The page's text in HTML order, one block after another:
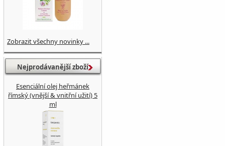
Zobrazit všechny novinky ...
Nejprodávanější zboží
Esenciální olej heřmánek
římský (vnější & vnitřní užití) 5
ml